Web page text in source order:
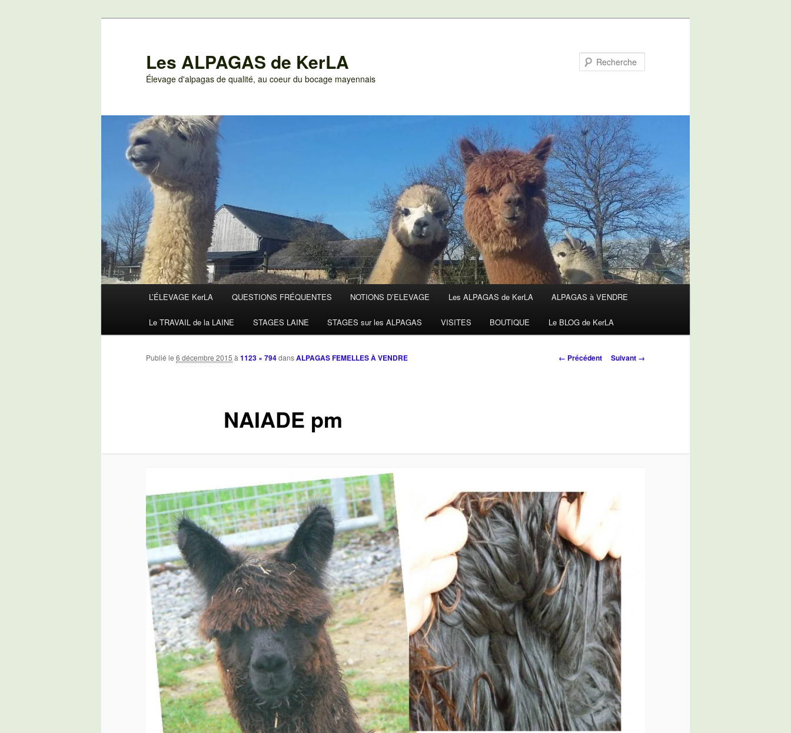
Les ALPAGAS de KerLA
Élevage d'alpagas de qualité, au coeur du bocage mayennais
L’ÉLEVAGE KerLA QUESTIONS FRÉQUENTES NOTIONS D’ELEVAGE Les ALPAGAS de KerLA ALPAGAS à VENDRE
Le TRAVAIL de la LAINE STAGES LAINE STAGES sur les ALPAGAS VISITES BOUTIQUE Le BLOG de KerLA
Navigation
← Précédent Suivant →
NAIADE pm
Publié le 6 décembre 2015 à1123 × 794dansALPAGAS FEMELLES À VENDRE